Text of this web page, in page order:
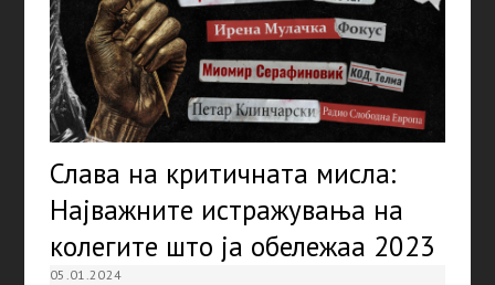
Слава на критичната мисла:
Најважните истражувања на
колегите што ја обележаа 2023
05.01.2024